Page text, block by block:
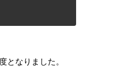
となりました。